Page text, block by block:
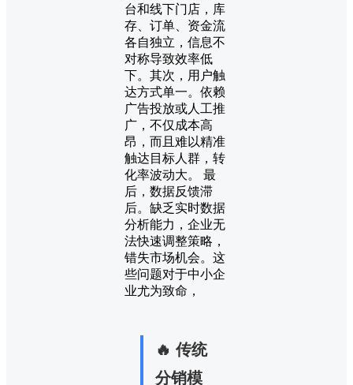
台和线下门店，库
存、订单、资金流
各自独立，信息不
对称导致效率低
下。其次，用户触
达方式单一。依赖
广告投放或人工推
广，不仅成本高
昂，而且难以精准
触达目标人群，转
化率波动大。 最
后，数据反馈滞
后。缺乏实时数据
分析能力，企业无
法快速调整策略，
错失市场机会。这
些问题对于中小企
业尤为致命，
🔥 传统
分销模